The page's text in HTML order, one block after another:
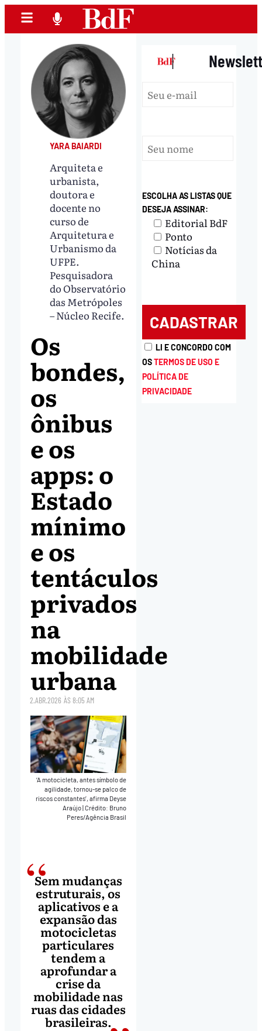
YARA BAIARDI
Arquiteta e
urbanista,
doutora e
docente no
curso de
Arquitetura e
Urbanismo da
UFPE.
Pesquisadora
do Observatório
das Metrópoles
– Núcleo Recife.
Os
bondes,
os
ônibus
e os
apps: o
Estado
mínimo
e os
tentáculos
privados
na
mobilidade
urbana
2.ABR.2026 ÀS 8:05 AM
‘A motocicleta, antes símbolo de
agilidade, tornou-se palco de
riscos constantes’, afirma Deyse
Araújo Crédito: Bruno
Peres/Agência Brasil
Sem mudanças
estruturais, os
aplicativos e a
expansão das
motocicletas
particulares
tendem a
aprofundar a
crise da
mobilidade nas
ruas das cidades
brasileiras.
|
ESCOLHA AS LISTAS QUE
DESEJA ASSINAR:
Editorial BdF
Ponto
Notícias da
China
LI E CONCORDO COM
OSTERMOS DE USO E
POLÍTICA DE
PRIVACIDADE